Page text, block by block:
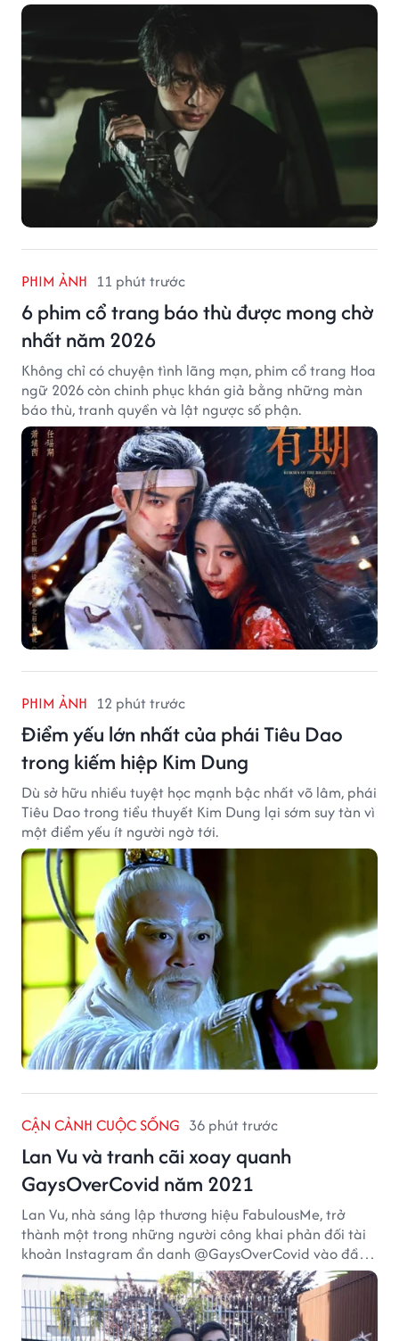
PHIM ẢNH 11 phút trước
6 phim cổ trang báo thù được mong chờ
nhất năm 2026
Không chỉ có chuyện tình lãng mạn, phim cổ trang Hoa
ngữ 2026 còn chinh phục khán giả bằng những màn
báo thù, tranh quyền và lật ngược số phận.
PHIM ẢNH 12 phút trước
Điểm yếu lớn nhất của phái Tiêu Dao
trong kiếm hiệp Kim Dung
Dù sở hữu nhiều tuyệt học mạnh bậc nhất võ lâm, phái
Tiêu Dao trong tiểu thuyết Kim Dung lại sớm suy tàn vì
một điểm yếu ít người ngờ tới.
CẬN CẢNH CUỘC SỐNG 36 phút trước
Lan Vu và tranh cãi xoay quanh
GaysOverCovid năm 2021
Lan Vu, nhà sáng lập thương hiệu FabulousMe, trở
thành một trong những người công khai phản đối tài
khoản Instagram ẩn danh @GaysOverCovid vào đầu
năm 2021, trong bối cảnh đại dịch COVID-19 vẫn diễn
biến nghiêm trọng.